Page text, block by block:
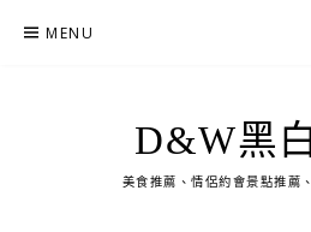
MENU
D&W黑
美食推薦、情侶約會景點推薦